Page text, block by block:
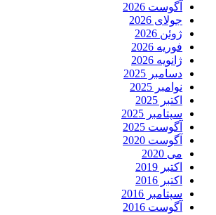
آگوست 2026
جولای 2026
ژوئن 2026
فوریه 2026
ژانویه 2026
دسامبر 2025
نوامبر 2025
اکتبر 2025
سپتامبر 2025
آگوست 2025
آگوست 2020
می 2020
اکتبر 2019
اکتبر 2016
سپتامبر 2016
آگوست 2016